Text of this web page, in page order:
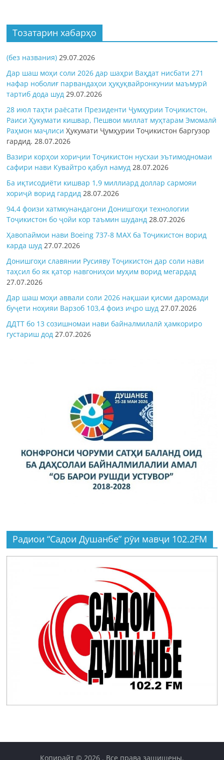
Тозатарин хабарҳо
(без названия) 29.07.2026
Дар шаш моҳи соли 2026 дар шаҳри Ваҳдат нисбати 271
нафар ноболиғ парвандаҳои ҳуқуқвайронкунии маъмурӣ
тартиб дода шуд 29.07.2026
28 июл таҳти раёсати Президенти Ҷумҳурии Тоҷикистон,
Раиси Ҳукумати кишвар, Пешвои миллат муҳтарам Эмомалӣ
Раҳмон маҷлисиҲукумати Ҷумҳурии Тоҷикистон баргузор
гардид.28.07.2026
Вазири корҳои хориҷии Тоҷикистон нусхаи эътимодномаи
сафири нави Кувайтро қабул намуд 28.07.2026
Ба иқтисодиёти кишвар 1,9 миллиард доллар сармояи
хориҷӣ ворид гардид 28.07.2026
94,4 фоизи хатмкунандагони Донишгоҳи технологии
Тоҷикистон бо ҷойи кор таъмин шуданд 28.07.2026
Ҳавопаймои нави Boeing 737-8 MAX ба Тоҷикистон ворид
карда шуд 27.07.2026
Донишгоҳи славянии Русияву Тоҷикистон дар соли нави
таҳсил бо як қатор навгониҳои муҳим ворид мегардад
27.07.2026
Дар шаш моҳи аввали соли 2026 нақшаи қисми даромади
буҷети ноҳияи Варзоб 103,4 фоиз иҷро шуд 27.07.2026
ДДТТ бо 13 созишномаи нави байналмилалӣ ҳамкориро
густариш дод 27.07.2026
Радиои “Садои Душанбе” рӯи мавҷи 102.2FM
Копирайт © 2026 . Все права защищены.